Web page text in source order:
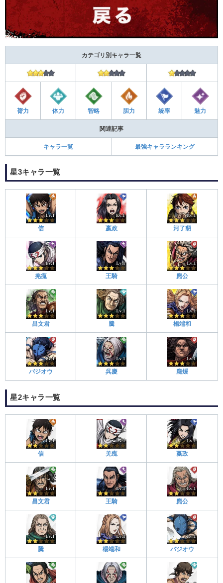
カテゴリ別キャラ一覧
膂力 体力 智略 胆力 統率 魅力
関連記事
キャラ一覧 最強キャラランキング
星3キャラ一覧
信 嬴政 河了貂
羌瘣 王騎 麃公
昌文君 騰 楊端和
バジオウ 呉慶 龐煖
星2キャラ一覧
信 羌瘣 嬴政
昌文君 王騎 麃公
騰 楊端和 バジオウ